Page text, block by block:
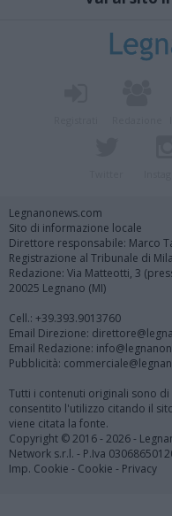
Legnanonews.com
Sito di informazione locale
Direttore responsabile: Marco
Registrazione al Tribunale di
Redazione: Via Matteotti, 3
20025 Legnano (MI)
Cell.: +39.393.9013760
Email Direzione:
Email Redazione:
Pubblicità:
Tutti i contenuti originali sono
consentito l'utilizzo citando il
viene citata la fonte.
Copyright © 2016 - 2026 -
Network s.r.l. - P.Iva
Imp. Cookie - Cookie - Privacy